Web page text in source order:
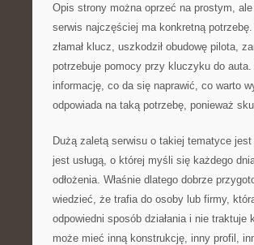
Opis strony można oprzeć na prostym,
serwis najczęściej ma konkretną
złamał klucz, uszkodził obudowę pilota,
potrzebuje pomocy przy kluczyku do
informację, co da się naprawić, co warto
odpowiada na taką potrzebę, ponieważ
Dużą zaletą serwisu o takiej tematyce
jest usługą, o której myśli się każdego
odłożenia. Właśnie dlatego dobrze
wiedzieć, że trafia do osoby lub firmy,
odpowiedni sposób działania i nie
może mieć inną konstrukcję, inny profil,